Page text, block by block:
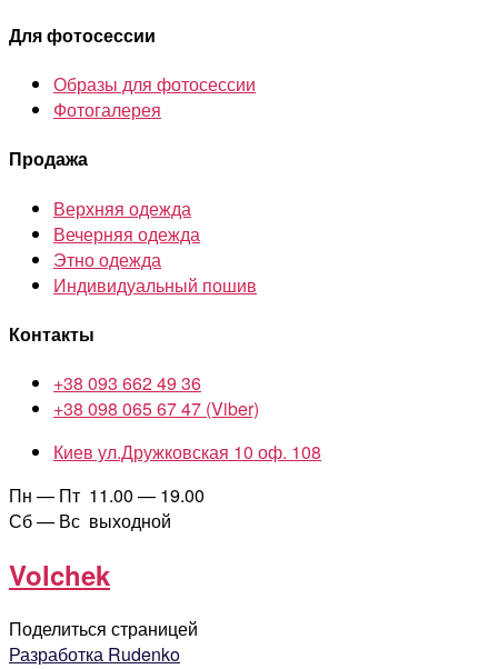
Для фотосессии
Образы для фотосессии
Фотогалерея
Продажа
Верхняя одежда
Вечерняя одежда
Этно одежда
Индивидуальный пошив
Контакты
+38 093 662 49 36
+38 098 065 67 47 (Viber)
Киев ул.Дружковская 10 оф. 108
Пн — Пт 11.00 — 19.00
Сб — Вс выходной
Volchek
Поделиться страницей
Разработка Rudenko